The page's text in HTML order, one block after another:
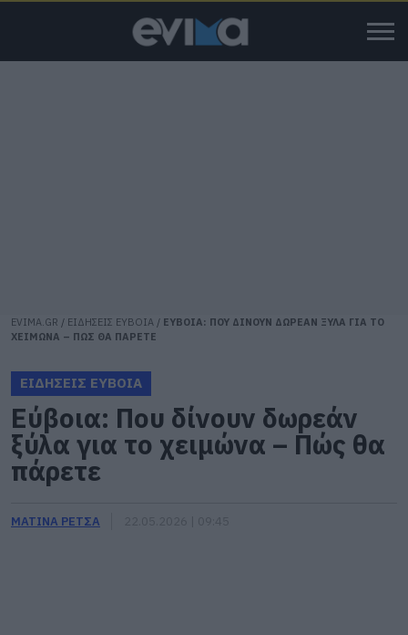
EVIMA.GR / ΕΙΔΗΣΕΙΣ ΕΥΒΟΙΑ / ΕΥΒΟΙΑ: ΠΟΥ ΔΙΝΟΥΝ ΔΩΡΕΑΝ ΞΥΛΑ ΓΙΑ ΤΟ
ΧΕΙΜΩΝΑ – ΠΩΣ ΘΑ ΠΑΡΕΤΕ
ΕΙΔΗΣΕΙΣ ΕΥΒΟΙΑ
Εύβοια: Που δίνουν δωρεάν
ξύλα για το χειμώνα – Πώς θα
πάρετε
ΜΑΤΙΝΑ ΡΕΤΣΑ